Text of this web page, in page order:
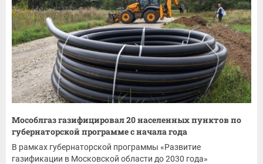
Мособлгаз газифицировал 20 населенных пунктов по
губернаторской программе с начала года
В рамках губернаторской программы «Развитие
газификации в Московской области до 2030 года»